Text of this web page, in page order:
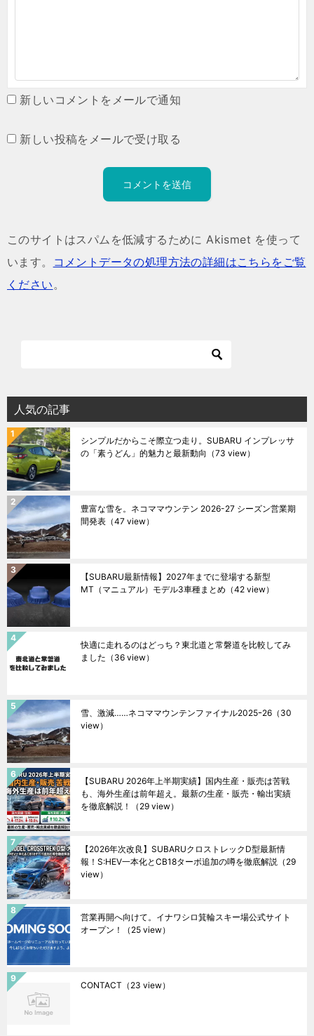
新しいコメントをメールで通知
新しい投稿をメールで受け取る
このサイトはスパムを低減するために Akismet を使って
います。
コメントデータの処理方法の詳細はこちらをご覧
ください。
人気の記事
シンプルだからこそ際立つ走り。SUBARU インプレッサ
の「素うどん」的魅力と最新動向 （73 view）
豊富な雪を。ネコママウンテン 2026-27 シーズン営業期
間発表 （47 view）
【SUBARU最新情報】2027年までに登場する新型
MT（マニュアル）モデル3車種まとめ （42 view）
快適に走れるのはどっち？東北道と常磐道を比較してみ
ました （36 view）
雪、激減……ネコママウンテンファイナル2025ｰ26 （30
view）
【SUBARU 2026年上半期実績】国内生産・販売は苦戦
も、海外生産は前年超え。最新の生産・販売・輸出実績
を徹底解説！
（29 view）
【2026年次改良】SUBARUクロストレックD型最新情
報！S:HEV一本化とCB18ターボ追加の噂を徹底解説 （29
view）
営業再開へ向けて。イナワシロ箕輪スキー場公式サイト
オープン！
（25 view）
CONTACT （23 view）